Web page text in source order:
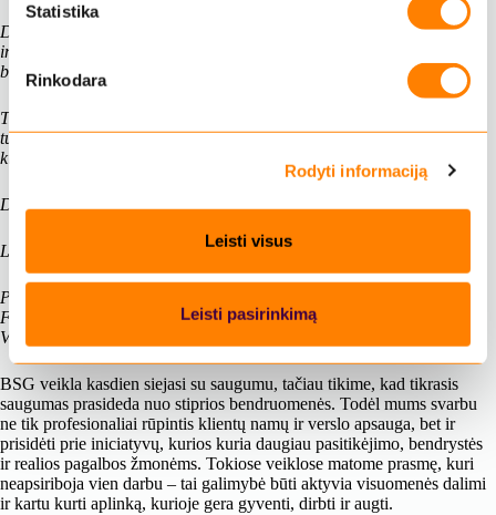
o
s
i
i
k
m
a
s
Statistika
Rinkodara
Rodyti informaciją
Leisti visus
Leisti pasirinkimą
Dėkojame už pasitikėjimą, bendradarbiavimą ir norą prisidėti prie
iniciatyvos, kuri kuria realią pagalbą žmonėms. Labai vertiname, kad
buvote šios kelionės dalimi.
Tikimės, kad tai ne paskutinis mūsų bendras projektas, ir ateityje dar
turėsime galimybę bendradarbiauti tiek „Šaltibarščių ekspreso“, tiek
kitose Vilniaus arkivyskupijos Carito iniciatyvose.
Dar kartą nuoširdus ačiū už Jūsų indėlį, palaikymą ir bendrystę.
Linkėjimai
Paulius Jogminas
Fizinių asmenų paramos koordinatorius
Vilniaus arkivyskupijos Caritas
BSG veikla kasdien siejasi su saugumu, tačiau tikime, kad tikrasis
saugumas prasideda nuo stiprios bendruomenės. Todėl mums svarbu
ne tik profesionaliai rūpintis klientų namų ir verslo apsauga, bet ir
prisidėti prie iniciatyvų, kurios kuria daugiau pasitikėjimo, bendrystės
ir realios pagalbos žmonėms. Tokiose veiklose matome prasmę, kuri
neapsiriboja vien darbu – tai galimybė būti aktyvia visuomenės dalimi
ir kartu kurti aplinką, kurioje gera gyventi, dirbti ir augti.